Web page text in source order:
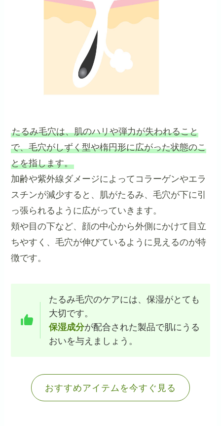
たるみ毛穴は、肌のハリや弾力が失われること
で、毛穴がしずく型や楕円形に広がった状態のこ
とを指します。
加齢や紫外線ダメージによってコラーゲンやエラ
スチンが減少すると、肌がたるみ、毛穴が下に引
っ張られるように広がっていきます。
頬や目の下など、顔の中心から外側にかけて目立
ちやすく、毛穴が伸びているように見えるのが特
徴です。
たるみ毛穴のケアには、保湿がとても
大切です。
保湿成分が配合された製品で肌にうる
おいを与えましょう。
おすすめアイテムを今すぐ見る